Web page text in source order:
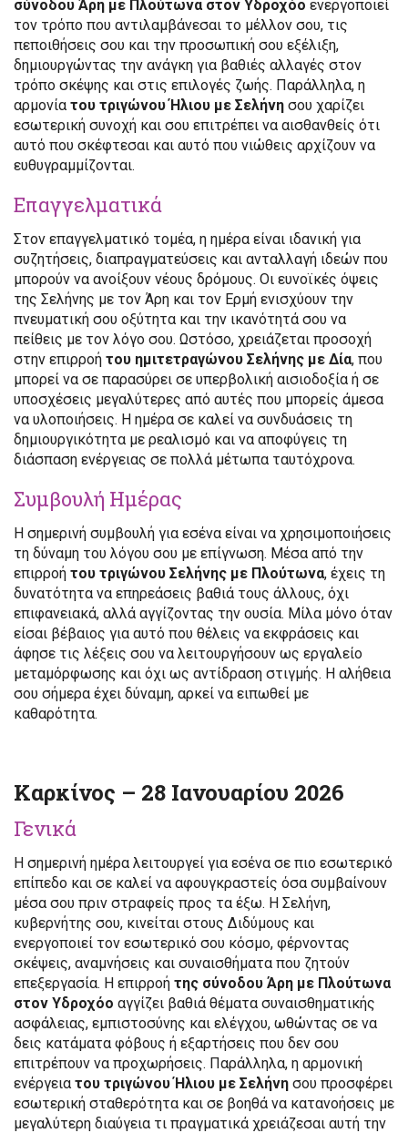
σύνοδου Άρη με Πλούτωνα στον Υδροχόο ενεργοποιεί
τον τρόπο που αντιλαμβάνεσαι το μέλλον σου, τις
πεποιθήσεις σου και την προσωπική σου εξέλιξη,
δημιουργώντας την ανάγκη για βαθιές αλλαγές στον
τρόπο σκέψης και στις επιλογές ζωής. Παράλληλα, η
αρμονία του τριγώνου Ήλιου με Σελήνη σου χαρίζει
εσωτερική συνοχή και σου επιτρέπει να αισθανθείς ότι
αυτό που σκέφτεσαι και αυτό που νιώθεις αρχίζουν να
ευθυγραμμίζονται.
Επαγγελματικά
Στον επαγγελματικό τομέα, η ημέρα είναι ιδανική για
συζητήσεις, διαπραγματεύσεις και ανταλλαγή ιδεών που
μπορούν να ανοίξουν νέους δρόμους. Οι ευνοϊκές όψεις
της Σελήνης με τον Άρη και τον Ερμή ενισχύουν την
πνευματική σου οξύτητα και την ικανότητά σου να
πείθεις με τον λόγο σου. Ωστόσο, χρειάζεται προσοχή
στην επιρροή του ημιτετραγώνου Σελήνης με Δία, που
μπορεί να σε παρασύρει σε υπερβολική αισιοδοξία ή σε
υποσχέσεις μεγαλύτερες από αυτές που μπορείς άμεσα
να υλοποιήσεις. Η ημέρα σε καλεί να συνδυάσεις τη
δημιουργικότητα με ρεαλισμό και να αποφύγεις τη
διάσπαση ενέργειας σε πολλά μέτωπα ταυτόχρονα.
Συμβουλή Ημέρας
Η σημερινή συμβουλή για εσένα είναι να χρησιμοποιήσεις
τη δύναμη του λόγου σου με επίγνωση. Μέσα από την
επιρροή του τριγώνου Σελήνης με Πλούτωνα, έχεις τη
δυνατότητα να επηρεάσεις βαθιά τους άλλους, όχι
επιφανειακά, αλλά αγγίζοντας την ουσία. Μίλα μόνο όταν
είσαι βέβαιος για αυτό που θέλεις να εκφράσεις και
άφησε τις λέξεις σου να λειτουργήσουν ως εργαλείο
μεταμόρφωσης και όχι ως αντίδραση στιγμής. Η αλήθεια
σου σήμερα έχει δύναμη, αρκεί να ειπωθεί με
καθαρότητα.
Καρκίνος – 28 Ιανουαρίου 2026
Γενικά
Η σημερινή ημέρα λειτουργεί για εσένα σε πιο εσωτερικό
επίπεδο και σε καλεί να αφουγκραστείς όσα συμβαίνουν
μέσα σου πριν στραφείς προς τα έξω. Η Σελήνη,
κυβερνήτης σου, κινείται στους Διδύμους και
ενεργοποιεί τον εσωτερικό σου κόσμο, φέρνοντας
σκέψεις, αναμνήσεις και συναισθήματα που ζητούν
επεξεργασία. Η επιρροή της σύνοδου Άρη με Πλούτωνα
στον Υδροχόο αγγίζει βαθιά θέματα συναισθηματικής
ασφάλειας, εμπιστοσύνης και ελέγχου, ωθώντας σε να
δεις κατάματα φόβους ή εξαρτήσεις που δεν σου
επιτρέπουν να προχωρήσεις. Παράλληλα, η αρμονική
ενέργεια του τριγώνου Ήλιου με Σελήνη σου προσφέρει
εσωτερική σταθερότητα και σε βοηθά να κατανοήσεις με
μεγαλύτερη διαύγεια τι πραγματικά χρειάζεσαι αυτή την